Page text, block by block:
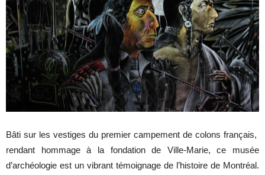
Bâti sur les vestiges du premier campement de colons français,
rendant hommage à la fondation de Ville-Marie, ce musée
d’archéologie est un vibrant témoignage de l’histoire de Montréal.